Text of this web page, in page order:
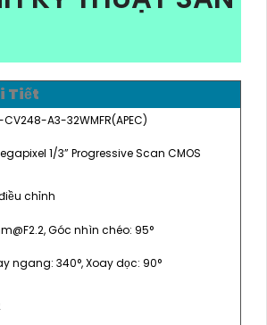
Tiết
A3-32WMFR(APEC)
1/3” Progressive Scan CMOS
chỉnh
Góc nhìn chéo: 95°
ngang: 340°, Xoay dọc: 90°